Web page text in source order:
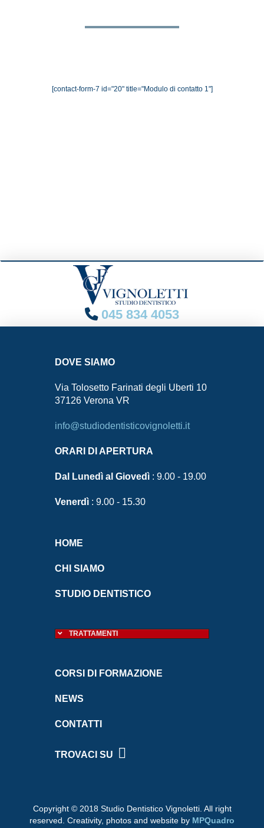
[contact-form-7 id="20" title="Modulo di contatto 1"]
045 834 4053
DOVE SIAMO
Via Tolosetto Farinati degli Uberti 10
37126 Verona VR
info@studiodentisticovignoletti.it
ORARI DI APERTURA
Dal Lunedì al Giovedì : 9.00 - 19.00
Venerdì : 9.00 - 15.30
HOME
CHI SIAMO
STUDIO DENTISTICO
TRATTAMENTI
CORSI DI FORMAZIONE
NEWS
CONTATTI
TROVACI SU
Copyright © 2018 Studio Dentistico Vignoletti. All right
reserved. Creativity, photos and website by MPQuadro